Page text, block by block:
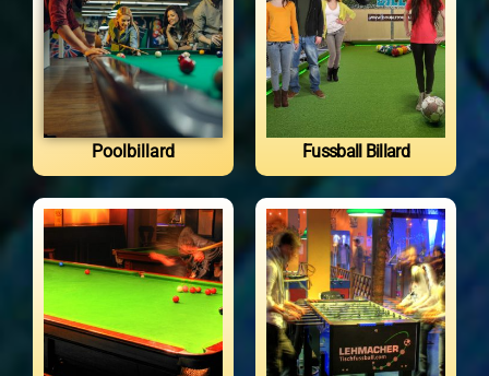
Poolbillard Fussball Billard